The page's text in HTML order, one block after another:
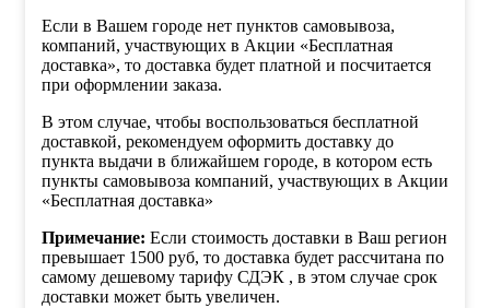
Если в Вашем городе нет пунктов самовывоза,
компаний, участвующих в Акции «Бесплатная
доставка», то доставка будет платной и посчитается
при оформлении заказа.
В этом случае, чтобы воспользоваться бесплатной
доставкой, рекомендуем оформить доставку до
пункта выдачи в ближайшем городе, в котором есть
пункты самовывоза компаний, участвующих в Акции
«Бесплатная доставка»
Примечание: Если стоимость доставки в Ваш регион
превышает 1500 руб, то доставка будет рассчитана по
самому дешевому тарифу СДЭК , в этом случае срок
доставки может быть увеличен.